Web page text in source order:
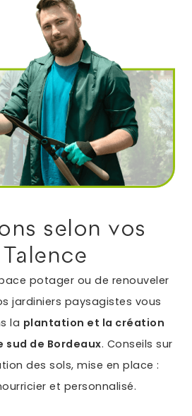
selon vos
potager ou de renouveler
jardiniers paysagistes vous
la plantation et la création
sud de Bordeaux. Conseils sur
des sols, mise en place :
et personnalisé.
du besoin
j'accepte que les
*